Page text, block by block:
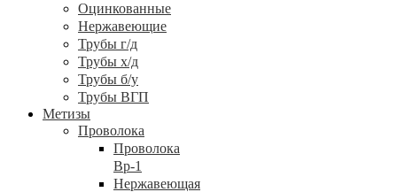
Оцинкованные
Нержавеющие
Трубы г/д
Трубы х/д
Трубы б/у
Трубы ВГП
Метизы
Проволока
Проволока
Вр-1
Нержавеющая